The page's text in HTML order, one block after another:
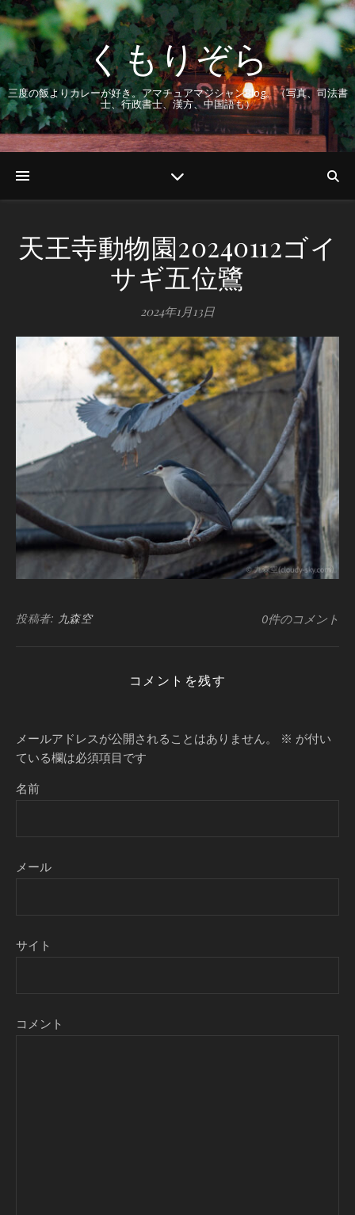
くもりぞら
三度の飯よりカレーが好き。アマチュアマジシャンBlog。（写真、司法書
士、行政書士、漢方、中国語も）
天王寺動物園20240112ゴイ
サギ五位鷺
2024年1月13日
投稿者: 九森空 0件のコメント
コメントを残す
メールアドレスが公開されることはありません。 ※ が付い
ている欄は必須項目です
名前
メール
サイト
コメント